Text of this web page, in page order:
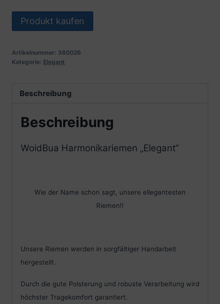
Produkt kaufen
Artikelnummer: 380026
Kategorie: Elegant
Beschreibung
Beschreibung
WoidBua Harmonikariemen „Elegant“
Wie der Name schon sagt, unsere ellegantesten
Riemen!!
Unsere Riemen werden in sorgfältiger Handarbeit
hergestellt.
Durch die gute Polsterung und robuste Verarbeitung wird
höchster Tragekomfort garantiert.